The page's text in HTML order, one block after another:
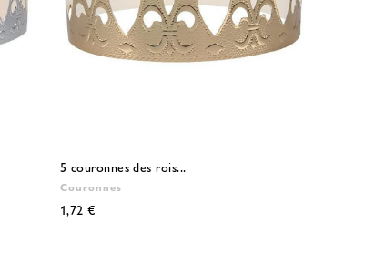
5 couronnes des rois...
Couronnes
1,72 €